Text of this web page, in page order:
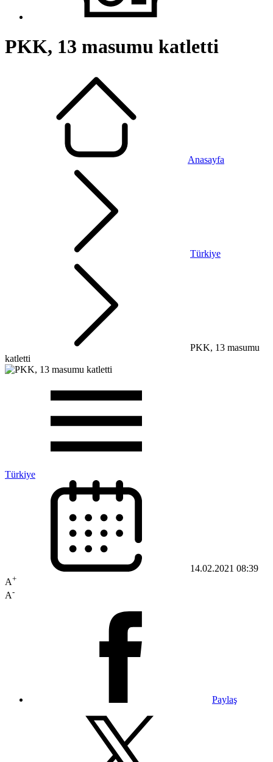
PKK, 13 masumu katletti
Anasayfa
Türkiye
PKK, 13 masumu
katletti
Türkiye
14.02.2021 08:39
A+
A-
Paylaş